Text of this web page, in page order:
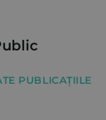
PUBLICAȚIILE